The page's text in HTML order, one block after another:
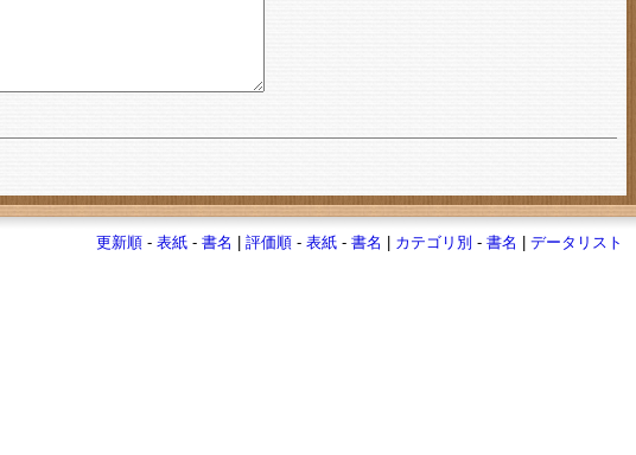
更新順 -表紙 -書名 |評価順 -表紙 -書名 カテゴリ別 -書名 |データリスト